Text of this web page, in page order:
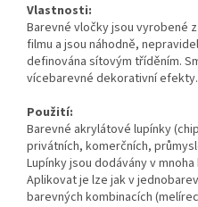
Vlastnosti:
Barevné vločky jsou vyrobené
filmu a jsou náhodně,
definována sítovým tříděním.
vícebarevné dekorativní efekty.
Použití:
Barevné akrylátové lupínky
privátních, komerčních,
Lupínky jsou dodávány v
Aplikovat je lze jak v
barevných kombinacích